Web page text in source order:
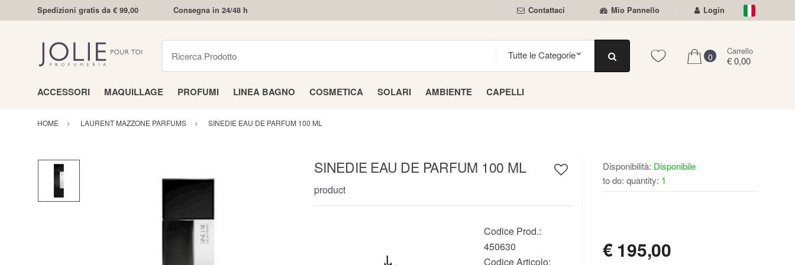
Spedizioni gratis da € 99,00 Consegna in 24/48 h Contattaci Mio Pannello Login
0
Carrello
€ 0,00
ACCESSORI MAQUILLAGE PROFUMI LINEA BAGNO COSMETICA SOLARI AMBIENTE CAPELLI
HOME LAURENT MAZZONE PARFUMS SINEDIE EAU DE PARFUM 100 ML
SINEDIE EAU DE PARFUM 100 ML
product
Codice Prod.:
450630
Codice Articolo:
Disponibilità: Disponibile
to do: quantity: 1
€ 195,00